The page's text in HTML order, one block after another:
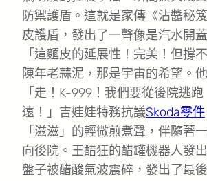
防禦護盾。這就是家傳《沾醬秘
皮護盾，發出了一聲像是汽水開
「這麵皮的延展性！完美！但
陳年老蒜泥，那是宇宙的希望。
「走！K-999！我們要從後院逃
遠！」吉娃娃特務抗議Skoda零件
「滋滋」的輕微煎煮聲，伴隨
向後院。王醋狂的醋罐機器人發
盤子被醋酸氣波震碎，發出了最